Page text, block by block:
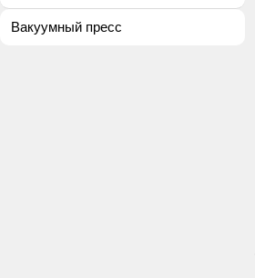
Вакуумный пресс